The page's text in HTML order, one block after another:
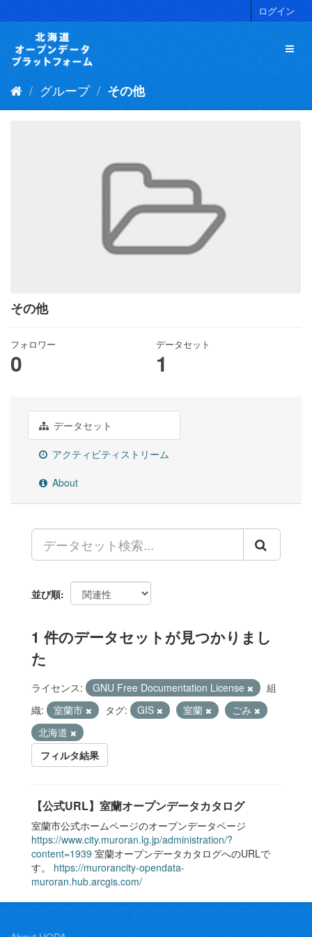
キ
ログイン
グループ その他
その他
フォロワー
0
データセット
1
データセット
アクティビティストリーム
About
並び順
1 件のデータセットが見つかりまし
た
ライセンス: GNU Free Documentation License
組
織:
室蘭市 タグ: GIS 室蘭
ごみ
北海道
フィルタ結果
【公式URL】室蘭オープンデータカタログ
室蘭市公式ホームページのオープンデータページ
https://www.city.muroran.lg.jp/administration/?
content=1939 室蘭オープンデータカタログへのURLで
す。 https://murorancity-opendata-
muroran.hub.arcgis.com/